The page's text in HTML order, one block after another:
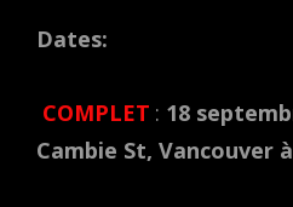
Dates:
COMPLET : 18
Cambie St, Vancouver